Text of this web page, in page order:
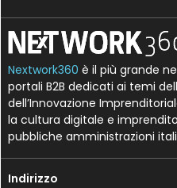
Nextwork360 è il più grande
portali B2B dedicati ai temi
dell’Innovazione
la cultura digitale e
pubbliche amministrazioni
Indirizzo